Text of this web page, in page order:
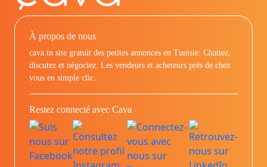
À propos de nous
cava.tn site gratuit des petites annonces en Tunisie: Chattez,
discutez et négociez. Les vendeurs et acheteurs prés de chez
vous en simple clic.
Restez connecté avec Cava